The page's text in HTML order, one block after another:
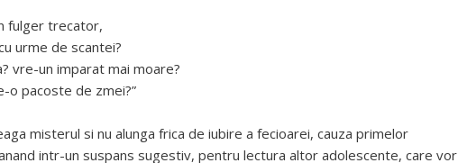
fulger trecator,
urme de scantei?
vre-un imparat mai moare?
o pacoste de zmei?”
misterul si nu alunga frica de iubire a fecioarei, cauza primelor
intr-un suspans sugestiv, pentru lectura altor adolescente, care vor